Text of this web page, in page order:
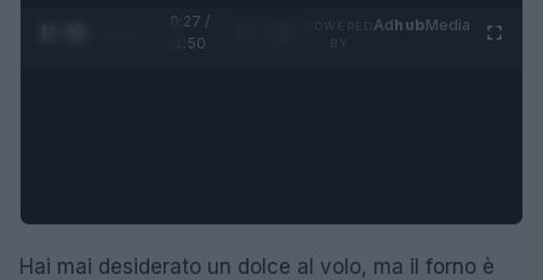
0:28 /
1:50
AdhubMedia
Hai mai desiderato un dolce al volo, ma il forno è